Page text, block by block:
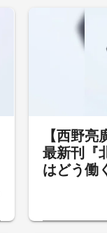
【西野亮
最新刊『
はどう働